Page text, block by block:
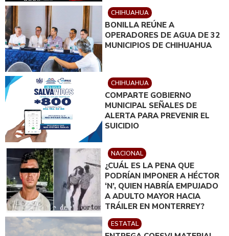
CHIHUAHUA
BONILLA REÚNE A
OPERADORES DE AGUA DE 32
MUNICIPIOS DE CHIHUAHUA
CHIHUAHUA
COMPARTE GOBIERNO
MUNICIPAL SEÑALES DE
ALERTA PARA PREVENIR EL
SUICIDIO
NACIONAL
¿CUÁL ES LA PENA QUE
PODRÍAN IMPONER A HÉCTOR
‘N’, QUIEN HABRÍA EMPUJADO
A ADULTO MAYOR HACIA
TRÁILER EN MONTERREY?
ESTATAL